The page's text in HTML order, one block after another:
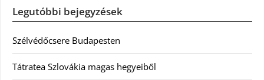
Legutóbbi bejegyzések
Szélvédőcsere Budapesten
Tátratea Szlovákia magas hegyeiből